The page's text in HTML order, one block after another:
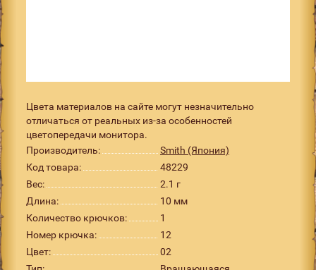
Цвета материалов на сайте могут незначительно
отличаться от реальных из-за особенностей
цветопередачи монитора.
Производитель:
Smith (Япония)
Код товара:
48229
Вес:
2.1 г
Длина:
10 мм
Количество крючков:
1
Номер крючка:
12
Цвет:
02